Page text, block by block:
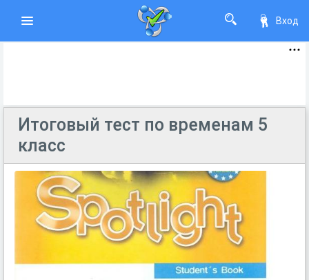
Вход
Итоговый тест по временам 5
класс